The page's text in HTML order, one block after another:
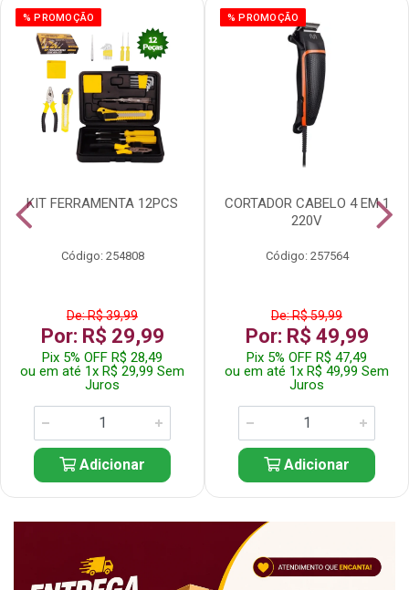
% PROMOÇÃO
KIT FERRAMENTA 12PCS
Código: 254808
De: R$ 39,99
Por: R$ 29,99
Pix 5% OFF R$ 28,49
ou em até 1x R$ 29,99 Sem
Juros
Adicionar
% PROMOÇÃO
CORTADOR CABELO 4 EM 1
220V
Código: 257564
De: R$ 59,99
Por: R$ 49,99
Pix 5% OFF R$ 47,49
ou em até 1x R$ 49,99 Sem
Juros
Adicionar